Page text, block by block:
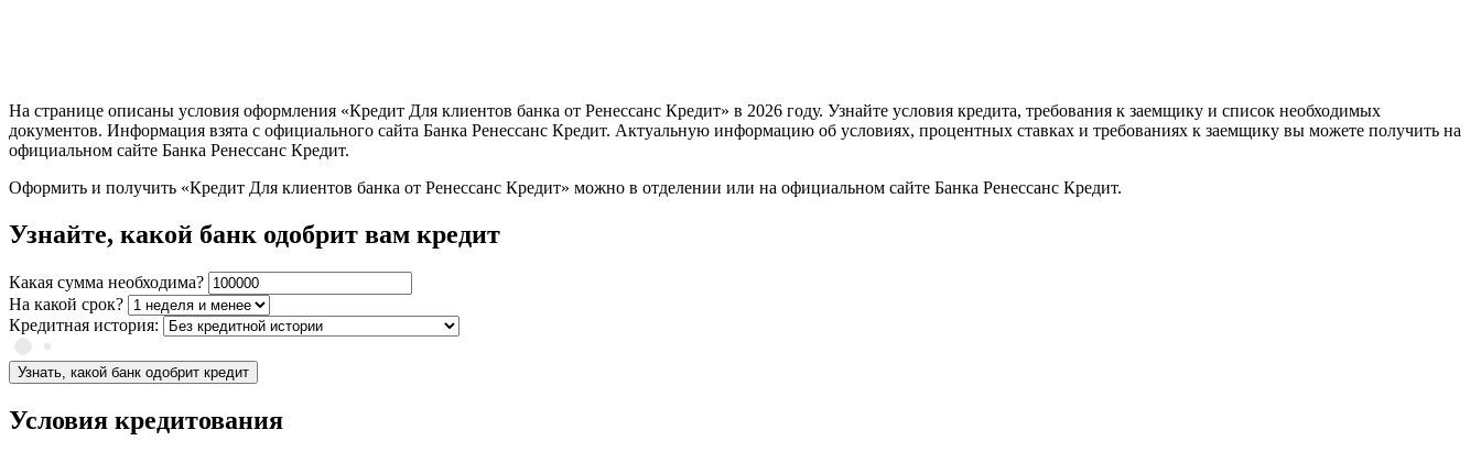
На странице описаны условия оформления «Кредит Для клиентов банка от Ренессанс Кредит» в 2026 году. Узнайте условия кредита, требования к заемщику и список необходимых
документов. Информация взята с официального сайта Банка Ренессанс Кредит. Актуальную информацию об условиях, процентных ставках и требованиях к заемщику вы можете получить на
официальном сайте Банка Ренессанс Кредит.
Оформить и получить «Кредит Для клиентов банка от Ренессанс Кредит» можно в отделении или на официальном сайте Банка Ренессанс Кредит.
Узнайте, какой банк одобрит вам кредит
Какая сумма необходима?
На какой срок?
Кредитная история:
Узнать, какой банк одобрит кредит
Условия кредитования